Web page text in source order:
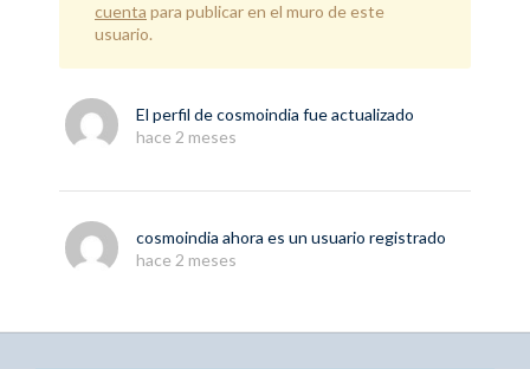
cuenta para publicar en el muro de este
usuario.
El perfil decosmoindia fue actualizado
hace 2 meses
cosmoindia ahora es un usuario registrado
hace 2 meses